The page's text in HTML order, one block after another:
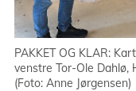
PAKKET OG KLAR:
venstre Tor-Ole Dahlø,
(Foto: Anne Jørgensen)